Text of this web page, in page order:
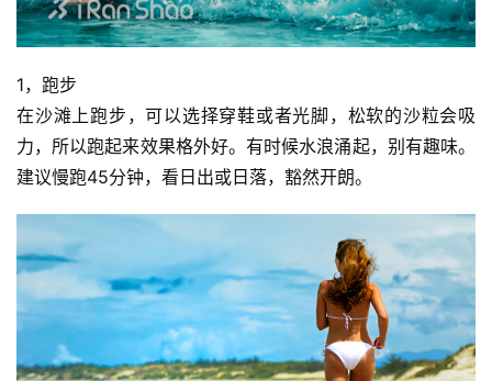
1，跑步
在沙滩上跑步，可以选择穿鞋或者光脚，松软的沙粒会吸
力，所以跑起来效果格外好。有时候水浪涌起，别有趣味。
建议慢跑45分钟，看日出或日落，豁然开朗。